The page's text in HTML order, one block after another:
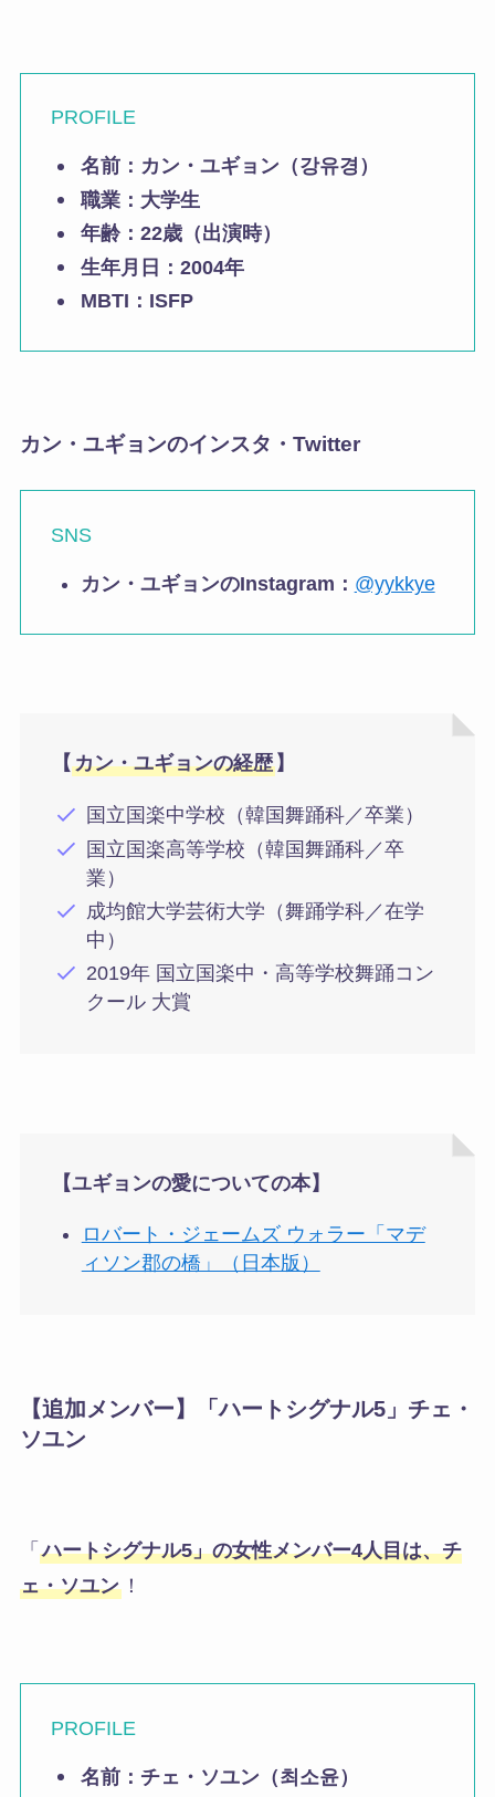
PROFILE
名前： カン・ユギョン（강유경）
職業： 大学生
年齢： 22歳（出演時）
生年月日：2004年
MBTI：ISFP
カン・ユギョンのインスタ・Twitter
SNS
カン・ユギョンのInstagram： @yykkye
【カン・ユギョンの経歴】
国立国楽中学校（韓国舞踊科／卒業）
国立国楽高等学校（韓国舞踊科／卒
業）
成均館大学芸術大学（舞踊学科／在学
中）
2019年 国立国楽中・高等学校舞踊コン
クール 大賞
【ユギョンの愛についての本】
ロバート・ジェームズ ウォラー「マデ
ィソン郡の橋」（日本版）
【追加メンバー】 「ハートシグナル5」 チェ・
ソユン
「 ハートシグナル5」の女性メンバー4人目は、チ
ェ・ソユン！
PROFILE
名前： チェ・ソユン（최소윤）